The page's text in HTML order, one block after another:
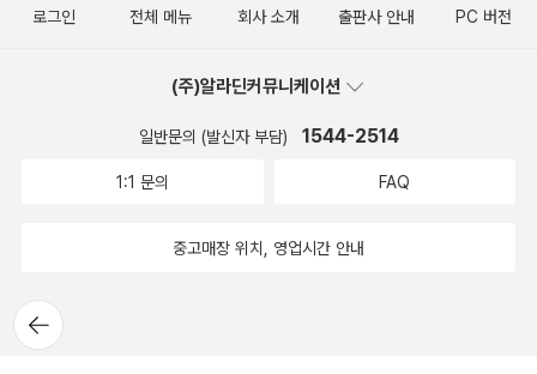
뒤로가
기
로그인 전체 메뉴 회사 소개 출판사 안내 PC 버전
(주)알라딘커뮤니케이션
일반문의 (발신자 부담) 1544-2514
1:1 문의 FAQ
중고매장 위치, 영업시간 안내